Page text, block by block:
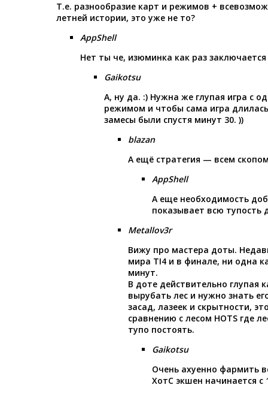
Т.е. разнообразие карт и режимов +
летней истории, это уже не то?
AppShell
Нет ты че, изюминка как раз
Gaikotsu
А, ну да. :) Нужна же глупая игра с
режимом и чтобы сама игра
замесы были спустя минут 30. ))
blazan
А ещё стратегия — всем
AppShell
А еще необходимость
показывает всю тупость
Metallov3r
Вижу про мастера доты.
мира TI4 и в финале, ни одна
минут.
В доте действительно глупая
вырубать лес и нужно знать
засад, лазеек и скрытности,
сравнению с лесом HOTS где
тупо постоять.
Gaikotsu
Очень ахуенно фармить
ХотС экшен начинается с